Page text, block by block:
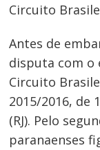
Circuito
Antes de
disputa com o
Circuito
2015/2016, de
(RJ). Pelo
paranaenses